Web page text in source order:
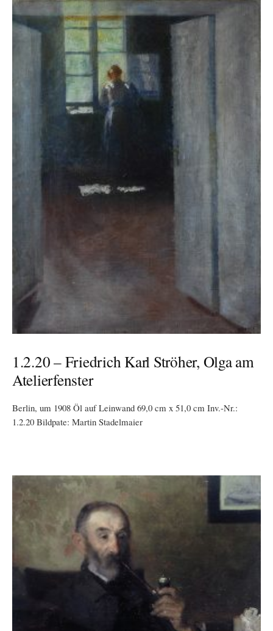
1.2.20 – Friedrich Karl Ströher, Olga am
Atelierfenster
Berlin, um 1908 Öl auf Leinwand 69,0 cm x 51,0 cm Inv.-Nr.:
1.2.20 Bildpate: Martin Stadelmaier